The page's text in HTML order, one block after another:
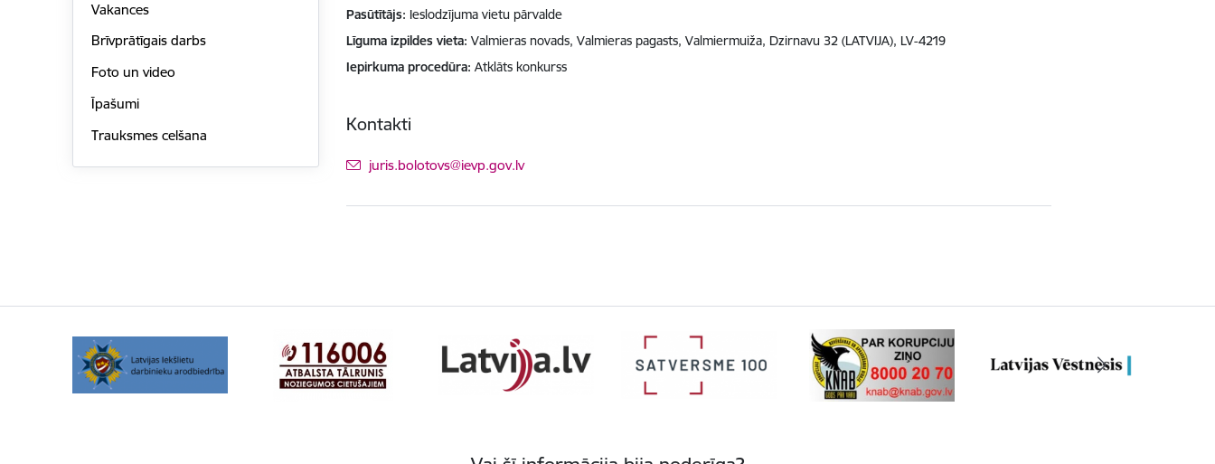
Vakances
Brīvprātīgais darbs
Foto un video
Īpašumi
Trauksmes celšana
Pasūtītājs Ieslodzījuma vietu pārvalde
Līguma izpildes vieta Valmieras novads, Valmieras pagasts, Valmiermuiža, Dzirnavu 32 (LATVIJA), LV-4219
Iepirkuma procedūra Atklāts konkurss
Kontakti
E-pasts:
juris.bolotovs@ievp.gov.lv